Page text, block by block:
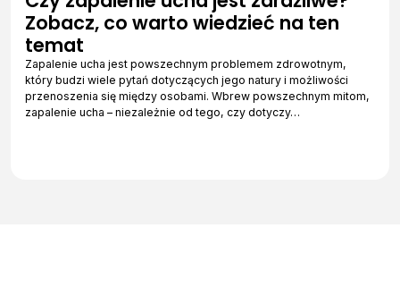
Zobacz, co warto wiedzieć na ten
temat
Zapalenie ucha jest powszechnym problemem zdrowotnym,
który budzi wiele pytań dotyczących jego natury i możliwości
przenoszenia się między osobami. Wbrew powszechnym mitom,
zapalenie ucha – niezależnie od tego, czy dotyczy…